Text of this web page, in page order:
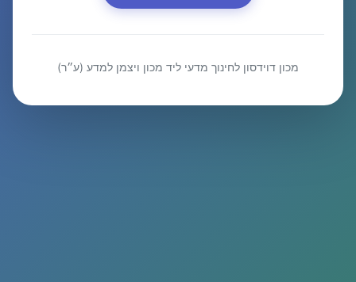
מכון דוידסון לחינוך מדעי ליד מכון ויצמן למדע (ע״ר)